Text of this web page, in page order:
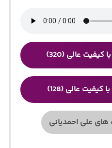
عالی (320)
کیفیت عالی (128)
های علی احمدیانی